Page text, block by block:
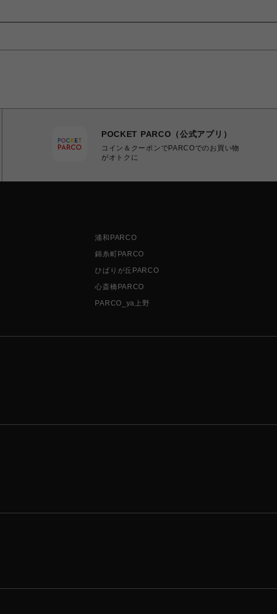
POCKET PARCO（公式アプリ）
コイン＆クーポンでPARCOでのお買い物
がオトクに
浦和PARCO
錦糸町PARCO
ひばりが丘PARCO
心斎橋PARCO
PARCO_ya上野